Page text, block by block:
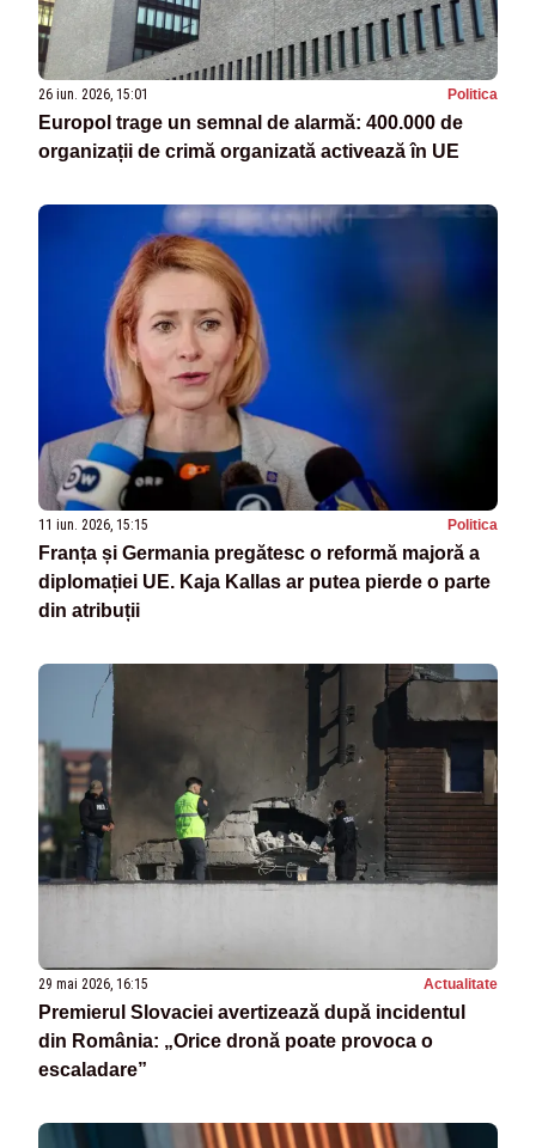
26 iun. 2026, 15:01 Politica
Europol trage un semnal de alarmă: 400.000 de
organizații de crimă organizată activează în UE
11 iun. 2026, 15:15 Politica
Franța și Germania pregătesc o reformă majoră a
diplomației UE. Kaja Kallas ar putea pierde o parte
din atribuții
29 mai 2026, 16:15 Actualitate
Premierul Slovaciei avertizează după incidentul
din România: „Orice dronă poate provoca o
escaladare”